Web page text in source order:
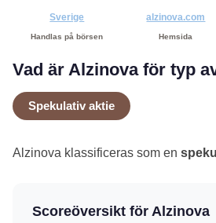
Sverige
Handlas på börsen
alzinova.com
Hemsida
Vad är Alzinova för typ
Spekulativ aktie
Alzinova klassificeras som en
Scoreöversikt för Alzinova